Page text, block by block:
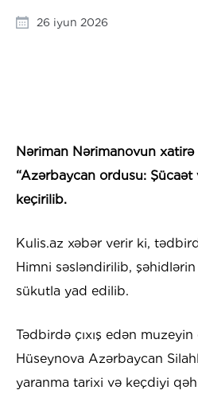
26 iyun 2026
Nəriman Nərimanovun
“Azərbaycan ordusu: Şücaət
keçirilib.
Kulis.az xəbər verir ki,
Himni səsləndirilib,
sükutla yad edilib.
Tədbirdə çıxış edən
Hüseynova Azərbaycan
yaranma tarixi və keçdiyi